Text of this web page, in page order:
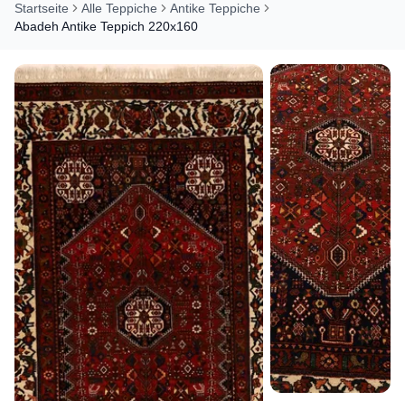
Startseite Alle Teppiche
Antike Teppiche
Abadeh Antike Teppich 220x160